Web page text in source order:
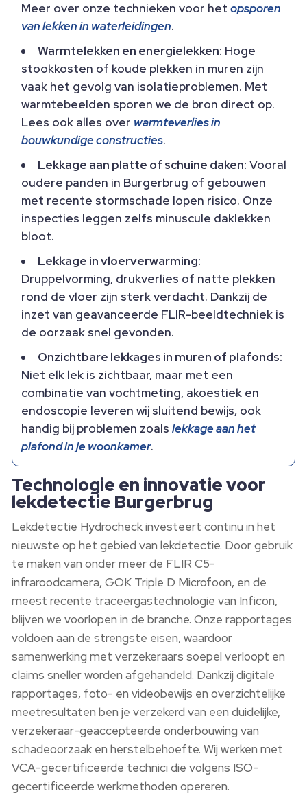
Meer over onze technieken voor hetopsporen
van lekken in waterleidingen.​
Warmtelekken en energielekken: Hoge
stookkosten of koude plekken in muren zijn
vaak het gevolg van isolatieproblemen.​ Met
warmtebeelden sporen we de bron direct op.​
Lees ook alles over warmteverlies in
bouwkundige constructies.​
Lekkage aan platte of schuine daken: Vooral
oudere panden in Burgerbrug of gebouwen
met recente stormschade lopen risico.​ Onze
inspecties leggen zelfs minuscule daklekken
bloot.​
Lekkage in vloerverwarming:
Druppelvorming, drukverlies of natte plekken
rond de vloer zijn sterk verdacht.​ Dankzij de
inzet van geavanceerde FLIR-beeldtechniek is
de oorzaak snel gevonden.​
Onzichtbare lekkages in muren of plafonds:
Niet elk lek is zichtbaar, maar met een
combinatie van vochtmeting, akoestiek en
endoscopie leveren wij sluitend bewijs, ook
handig bij problemen zoalslekkage aan het
plafond in je woonkamer.​
Technologie en innovatie voor
lekdetectie Burgerbrug
Lekdetectie Hydrocheck investeert continu in het
nieuwste op het gebied van lekdetectie.​ Door gebruik
te maken van onder meer de FLIR C5-
infraroodcamera, GOK Triple D Microfoon, en de
meest recente traceergastechnologie van Inficon,
blijven we voorlopen in de branche.​ Onze rapportages
voldoen aan de strengste eisen, waardoor
samenwerking met verzekeraars soepel verloopt en
claims sneller worden afgehandeld.​ Dankzij digitale
rapportages, foto- en videobewijs en overzichtelijke
meetresultaten ben je verzekerd van een duidelijke,
verzekeraar-geaccepteerde onderbouwing van
schadeoorzaak en herstelbehoefte.​ Wij werken met
VCA-gecertificeerde technici die volgens ISO-
gecertificeerde werkmethoden opereren.​